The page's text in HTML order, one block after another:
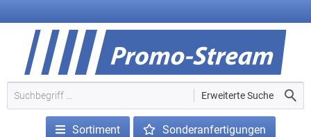
Sortiment Sonderanfertigungen
Erweiterte Suche